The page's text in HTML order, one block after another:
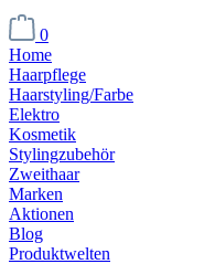
0
Home
Haarpflege
Haarstyling/Farbe
Elektro
Kosmetik
Stylingzubehör
Zweithaar
Marken
Aktionen
Blog
Produktwelten